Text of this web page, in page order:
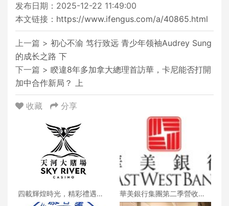
发布日期：2025-12-22 11:49:00
本文链接： https://www.ifengus.com/a/40865.html
上一篇 > 初心不渝 笃行致远 青少年领袖Audrey Sung
的成长之路 下
下一篇 > 睽違8年多加拿大總理首訪華，卡尼能否打開
加中合作新局？ 上
收藏 分享
四載輝煌時光，精彩禮遇歡
慶一整月
華美銀行集團第二季營收創
新高 每股收益年增18%